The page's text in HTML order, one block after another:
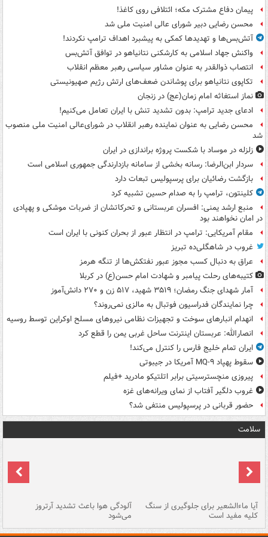
پیمان دفاع مشترک مکه؛ ائتلافی روی کاغذ!
محسن رضایی دبیر شورای عالی امنیت ملی شد
آتش‌بس‌ها و تهدیدها کمکی به پیشبرد اهداف ترامپ نکردند!
واکنش جهاد اسلامی به کارشکنی نتانیاهو در توافق آتش‌بس
انتصاب ذوالقدر به عنوان مشاور سیاسی رهبر معظم انقلاب
تکاپوی نتانیاهو برای پوشاندن ضعف‌های ارتش رژیم صهیونیستی
نماز استغاثه امام زمان(عج) در زنجان
ادعای جدید ترامپ: بدون تشدید تنش با ایران تعامل می‌کنیم!
محسن رضایی به عنوان نماینده رهبر انقلاب در شورای‌عالی امنیت ملی منصوب
شد
زلزله در موساد با شکست پروژه براندازی در ایران
سردار ابن‌الرضا: رسانه بخشی از سامانه بازدارندگی جمهوری اسلامی است
بازگشت رضائیان برای پرسپولیس تبعات دارد
کلینتون، ترامپ را به صدام حسین تشبیه کرد
منبع ارشد یمنی: افسران عربستانی و تحرکاتشان از ضربات موشکی و پهپادی
در امان نخواهند بود
مقام آمریکایی: ترامپ در انتظار عبور از بحران کنونی با ایران است
غروب در شاهگلی‌ده تبریز
عراق به دنبال کسب مجوز عبور نفتکش‌ها از تنگه هرمز
کتیبه‌های رحلت پیامبر و شهادت امام حسن(ع) در کربلا
آمار شهدای جنگ رمضان؛ ۳۵۱۹ شهید، ۵۱۷ زن و ۲۷۰ دانش‌آموز
چرا نمایندگان فدراسیون فوتبال به مالزی نمی‌روند؟
انهدام انبارهای سوخت و تجهیزات نظامی نیروهای مسلح اوکراین توسط روسیه
انصارالله: عربستان اینترنت ساحل غربی یمن را قطع کرد
ایران تمام خلیج فارس را کنترل می‌کند!
سقوط پهپاد MQ-۹ آمریکا در جیبوتی
پیروزی منچسترسیتی برابر اتلتیکو مادرید +فیلم
غروب دلگیر آفتاب از نمای ویرانه‌های غزه
حضور قربانی در پرسپولیس منتفی شد؟
سلامت
آیا ماءالشعیر برای جلوگیری از سنگ
کلیه مفید است
آلودگی هوا باعث تشدید آرتروز
می‌شود